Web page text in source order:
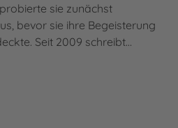
sie zunächst
bevor sie ihre Begeisterung
Seit 2009 schreibt…